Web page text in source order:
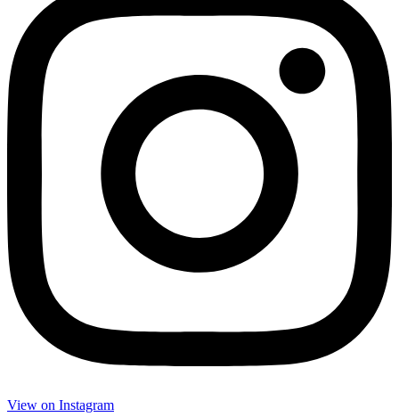
View on Insta­gram